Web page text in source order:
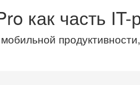
как часть